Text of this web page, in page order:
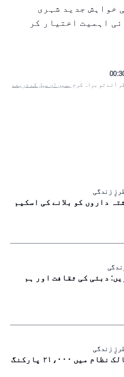
خواہش جدید شہری
اہمیت اختیار کر
آئے تو براہ کرم ہمیں ای میل کے ذریعے
زندگی
داروں کو بلانے کی اسکیم
دبئی کی ثقافت اور ہم
زندگی
دبئی میں سالک نظام میں ۲۱،۰۰۰ پارکنگ